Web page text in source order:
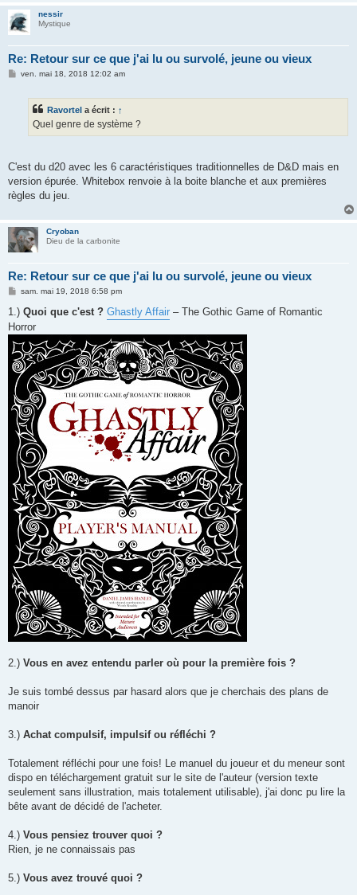
nessir
Mystique
Re: Retour sur ce que j'ai lu ou survolé, jeune ou vieux
Mven. mai 18, 2018 12:02 am
Ravortel a écrit : ↑
Quel genre de système ?
C'est du d20 avec les 6 caractéristiques traditionnelles de D&D mais en
version épurée. Whitebox renvoie à la boite blanche et aux premières
règles du jeu.
Cryoban
Dieu de la carbonite
Re: Retour sur ce que j'ai lu ou survolé, jeune ou vieux
M
s
s
a
e
sam. mai 19, 2018 6:58 pm
1.) Quoi que c'est ? Ghastly Affair – The Gothic Game of Romantic
Horror
2.) Vous en avez entendu parler où pour la première fois ?
Je suis tombé dessus par hasard alors que je cherchais des plans de
manoir
3.) Achat compulsif, impulsif ou réfléchi ?
Totalement réfléchi pour une fois! Le manuel du joueur et du meneur sont
dispo en téléchargement gratuit sur le site de l'auteur (version texte
seulement sans illustration, mais totalement utilisable), j'ai donc pu lire la
bête avant de décidé de l'acheter.
4.) Vous pensiez trouver quoi ?
Rien, je ne connaissais pas
5.) Vous avez trouvé quoi ?